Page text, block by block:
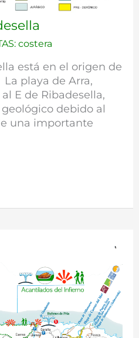
costera
está en el origen de
playa de Arra,
E de Ribadesella,
debido al
una importante